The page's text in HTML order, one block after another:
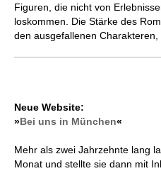
Figuren, die nicht von
loskommen. Die Stärke des
den ausgefallenen
Neue Website:
»Bei uns in München«
Mehr als zwei Jahrzehnte lang
Monat und stellte sie dann mit